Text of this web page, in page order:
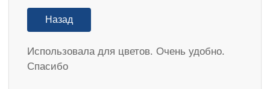
Назад
Использовала для цветов. Очень удобно.
Спасибо